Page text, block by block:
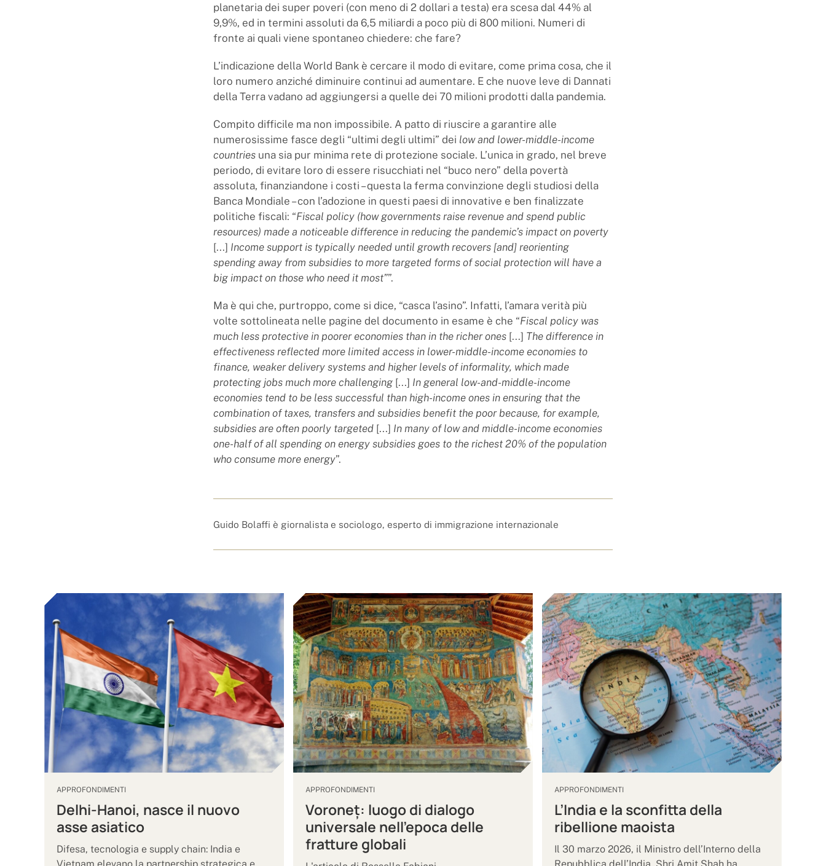
planetaria dei super poveri (con meno di 2 dollari a testa) era scesa dal 44% al
9,9%, ed in termini assoluti da 6,5 miliardi a poco più di 800 milioni. Numeri di
fronte ai quali viene spontaneo chiedere: che fare?
L’indicazione della World Bank è cercare il modo di evitare, come prima cosa, che il
loro numero anziché diminuire continui ad aumentare. E che nuove leve di Dannati
della Terra vadano ad aggiungersi a quelle dei 70 milioni prodotti dalla pandemia.
Compito difficile ma non impossibile. A patto di riuscire a garantire alle
numerosissime fasce degli “ultimi degli ultimi” dei low and lower-middle-income
countries una sia pur minima rete di protezione sociale. L’unica in grado, nel breve
periodo, di evitare loro di essere risucchiati nel “buco nero” della povertà
assoluta, finanziandone i costi – questa la ferma convinzione degli studiosi della
Banca Mondiale – con l’adozione in questi paesi di innovative e ben finalizzate
politiche fiscali: “Fiscal policy (how governments raise revenue and spend public
resources) made a noticeable difference in reducing the pandemic’s impact on poverty
[...] Income support is typically needed until growth recovers [and] reorienting
spending away from subsidies to more targeted forms of social protection will have a
big impact on those who need it most””.
Ma è qui che, purtroppo, come si dice, “casca l’asino”. Infatti, l’amara verità più
volte sottolineata nelle pagine del documento in esame è che “Fiscal policy was
much less protective in poorer economies than in the richer ones [...] The difference in
effectiveness reflected more limited access in lower-middle-income economies to
finance, weaker delivery systems and higher levels of informality, which made
protecting jobs much more challenging [...] In general low-and-middle-income
economies tend to be less successful than high-income ones in ensuring that the
combination of taxes, transfers and subsidies benefit the poor because, for example,
subsidies are often poorly targeted [...] In many of low and middle-income economies
one-half of all spending on energy subsidies goes to the richest 20% of the population
who consume more energy”.
Guido Bolaffi è giornalista e sociologo, esperto di immigrazione internazionale
APPROFONDIMENTI
Delhi-Hanoi, nasce il nuovo
asse asiatico
Difesa, tecnologia e supply chain: India e
APPROFONDIMENTI
Voroneț: luogo di dialogo
universale nell’epoca delle
fratture globali
APPROFONDIMENTI
L’India e la sconfitta della
ribellione maoista
Il 30 marzo 2026, il Ministro dell’Interno della